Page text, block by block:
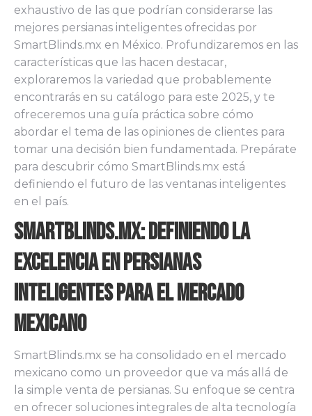
exhaustivo de las que podrían considerarse las
mejores persianas inteligentes ofrecidas por
SmartBlinds.mx en México. Profundizaremos en las
características que las hacen destacar,
exploraremos la variedad que probablemente
encontrarás en su catálogo para este 2025, y te
ofreceremos una guía práctica sobre cómo
abordar el tema de las opiniones de clientes para
tomar una decisión bien fundamentada. Prepárate
para descubrir cómo SmartBlinds.mx está
definiendo el futuro de las ventanas inteligentes
en el país.
SmartBlinds.mx: Definiendo la
Excelencia en Persianas
Inteligentes para el Mercado
Mexicano
SmartBlinds.mx se ha consolidado en el mercado
mexicano como un proveedor que va más allá de
la simple venta de persianas. Su enfoque se centra
en ofrecer soluciones integrales de alta tecnología